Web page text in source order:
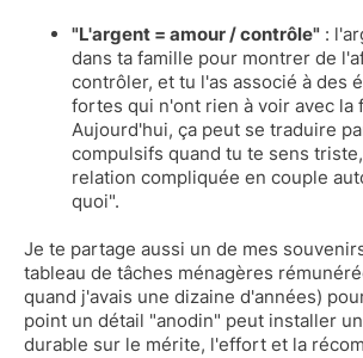
"L'argent = amour / contrôle" :
dans ta famille pour montrer de
contrôler, et tu l'as associé à des
fortes qui n'ont rien à voir avec la
Aujourd'hui, ça peut se traduire
compulsifs quand tu te sens
relation compliquée en couple
quoi".
Je te partage aussi un de mes
tableau de tâches ménagères
quand j'avais une dizaine d'années)
point un détail "anodin" peut installer
durable sur le mérite, l'effort et la